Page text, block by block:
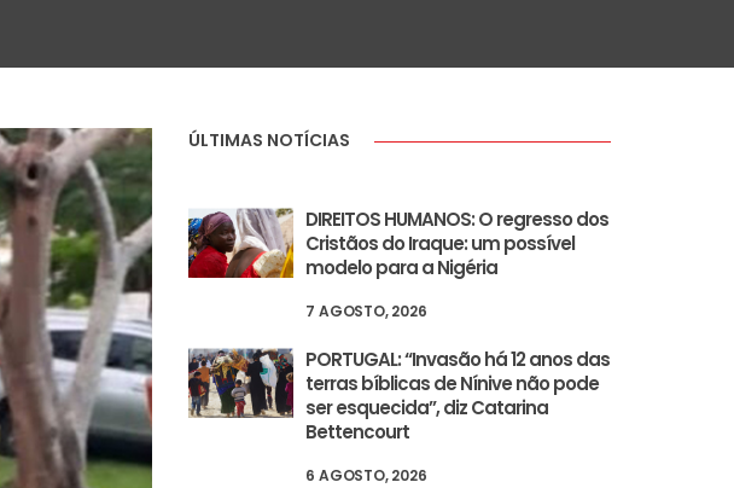
ÚLTIMAS NOTÍCIAS
DIREITOS HUMANOS: O regresso dos
Cristãos do Iraque: um possível
modelo para a Nigéria
7 AGOSTO, 2026
PORTUGAL: “Invasão há 12 anos das
terras bíblicas de Nínive não pode
ser esquecida”, diz Catarina
Bettencourt
6 AGOSTO, 2026